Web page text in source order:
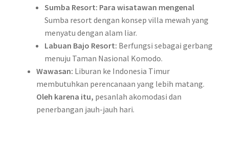
Sumba Resort: Para wisatawan mengenal
Sumba resort dengan konsep villa mewah yang
menyatu dengan alam liar.
Labuan Bajo Resort: Berfungsi sebagai gerbang
menuju Taman Nasional Komodo.
Wawasan: Liburan ke Indonesia Timur
membutuhkan perencanaan yang lebih matang.
Oleh karena itu, pesanlah akomodasi dan
penerbangan jauh-jauh hari.